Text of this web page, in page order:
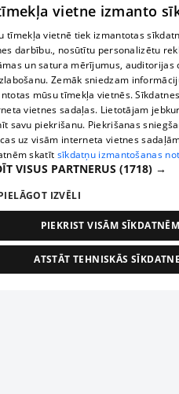
vietne izmanto
tīmekļa vietnē tiek izmantotas
darbību., nosūtītu personalizētu
un satura mērījumus,
Zemāk sniedzam
mūsu tīmekļa vietnēs.
vietnes sadaļas. Lietotājam
savu piekrišanu. Piekrišanas
uz visām interneta vietnes
skatīt sīkdatņu izmantošanas
VISUS PARTNERUS (1718) →
IZVĒLI
PIEKRIST VISĀM SĪKDATNĒM
ATSTĀT TEHNISKĀS